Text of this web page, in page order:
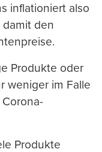
inflationiert also
den
Produkte oder
weniger im Falle
Produkte